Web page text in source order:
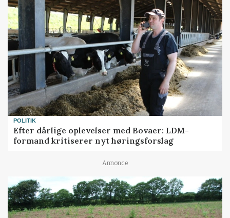
POLITIK
Efter dårlige oplevelser med Bovaer: LDM-
formand kritiserer nyt høringsforslag
Annonce